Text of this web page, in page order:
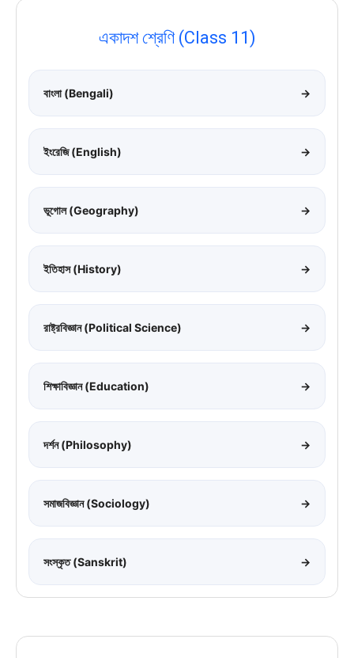
একাদশ শ্রেণি (Class 11)
বাংলা (Bengali) →
ইংরেজি (English) →
ভূগোল (Geography) →
ইতিহাস (History) →
রাষ্ট্রবিজ্ঞান (Political Science) →
শিক্ষাবিজ্ঞান (Education) →
দর্শন (Philosophy) →
সমাজবিজ্ঞান (Sociology) →
সংস্কৃত (Sanskrit) →